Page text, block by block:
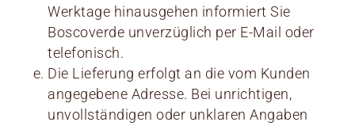
Werktage hinausgehen informiert Sie
Boscoverde unverzüglich per E-Mail oder
telefonisch.
Die Lieferung erfolgt an die vom Kunden
angegebene Adresse. Bei unrichtigen,
unvollständigen oder unklaren Angaben